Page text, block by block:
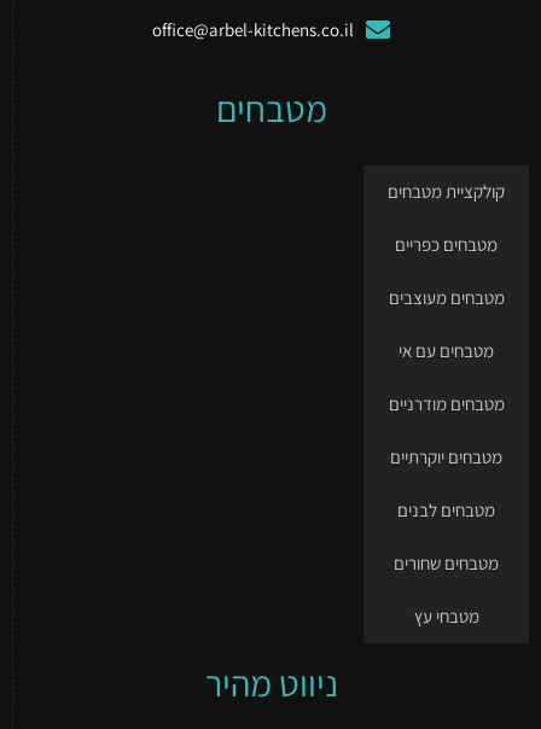
office@arbel-kitchens.co.il
מטבחים
קולקציית מטבחים
מטבחים כפריים
מטבחים מעוצבים
מטבחים עם אי
מטבחים מודרניים
מטבחים יוקרתיים
מטבחים לבנים
מטבחים שחורים
מטבחי עץ
ניווט מהיר